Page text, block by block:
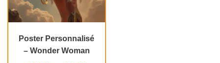
Poster Personnalisé
– Wonder Woman